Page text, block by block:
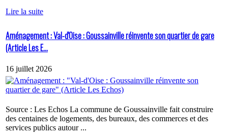
Lire la suite
Aménagement : Val-d'Oise : Goussainville réinvente son quartier de gare
(Article Les E...
16 juillet 2026
Source : Les Echos La commune de Goussainville fait construire
des centaines de logements, des bureaux, des commerces et des
services publics autour ...